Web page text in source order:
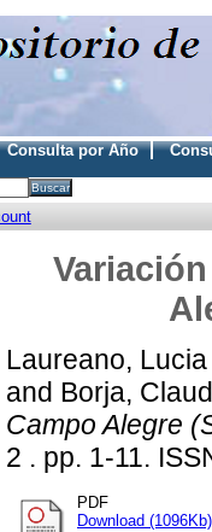
Consulta por Año
Laureano, Lucia
and Borja,
Campo Alegre
2 . pp. 1-11.
PDF
Download (1096Kb)